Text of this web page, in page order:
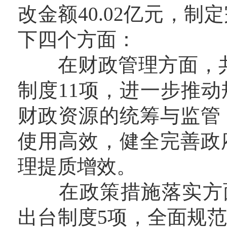
改金额40.02亿元，制
下四个方面：
在财政管理方面，
制度11项，进一步推
财政资源的统筹与监
使用高效，健全完善
理提质增效。
在政策措施落实方
出台制度5项，全面规